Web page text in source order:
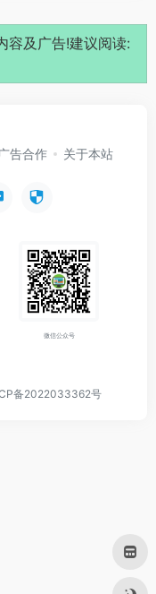
容及广告!建议阅读:
广告合作 关于本站
微信公众号
备2022033362号